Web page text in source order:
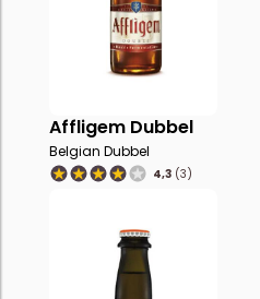
Affligem Dubbel
Belgian Dubbel
4,3 (3)